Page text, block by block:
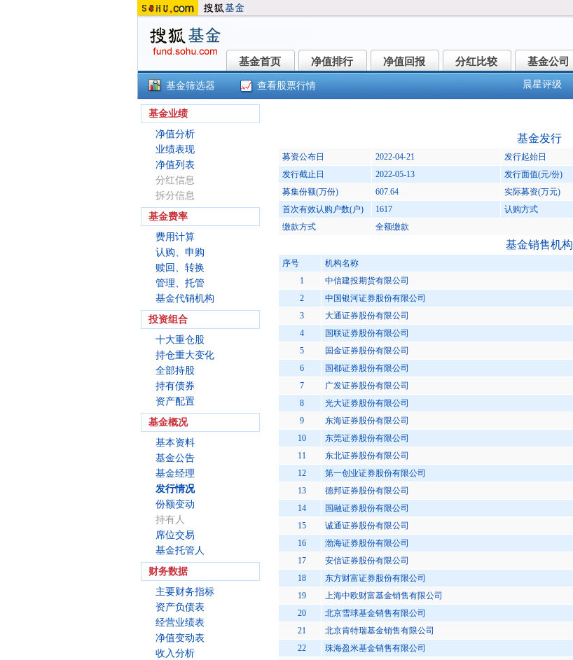
基金首页
基金首页 净值排行
净值排行 净值回报
净值回报 分红比较
分红比较 基金公司
基金公司
基金筛选器 查看股票行情 晨星评级
基金业绩
净值分析
业绩表现
净值列表
分红信息
拆分信息
基金费率
费用计算
认购、申购
赎回、转换
管理、托管
基金代销机构
投资组合
十大重仓股
持仓重大变化
全部持股
持有债券
资产配置
基金概况
基本资料
基金公告
基金经理
发行情况
份额变动
持有人
席位交易
基金托管人
财务数据
主要财务指标
资产负债表
经营业绩表
净值变动表
收入分析
基金发行
募资公布日 2022-04-21 发行起始日
发行截止日
2022-05-13 发行面值(元/份)
募集份额(万份)
607.64 实际募资(万元)
首次有效认购户数(户)
1617 认购方式
缴款方式
全额缴款
基金销售机构
序号 机构名称
1
中信建投期货有限公司
2
中国银河证券股份有限公司
3
大通证券股份有限公司
4
国联证券股份有限公司
5
国金证券股份有限公司
6
国都证券股份有限公司
7
广发证券股份有限公司
8
光大证券股份有限公司
9
东海证券股份有限公司
10
东莞证券股份有限公司
11
东北证券股份有限公司
12
第一创业证券股份有限公司
13
德邦证券股份有限公司
14
国融证券股份有限公司
15
诚通证券股份有限公司
16
渤海证券股份有限公司
17
安信证券股份有限公司
18
东方财富证券股份有限公司
19
上海中欧财富基金销售有限公司
20
北京雪球基金销售有限公司
21
北京肯特瑞基金销售有限公司
22
珠海盈米基金销售有限公司